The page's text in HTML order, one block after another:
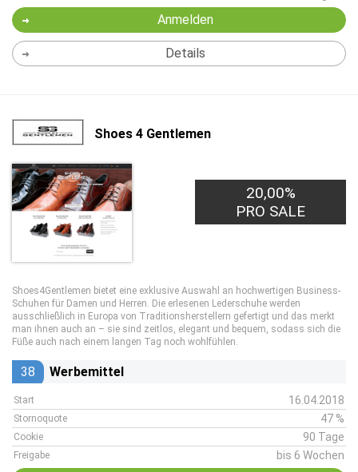
Anmelden
Details
Shoes 4 Gentlemen
20,00%
PRO SALE
Shoes4Gentlemen bietet eine exklusive Auswahl an hochwertigen Business-
Schuhen für Damen und Herren. Die erlesenen Lederschuhe werden
ausschließlich in Europa von Traditionsherstellern gefertigt und das merkt
man ihnen auch an – sie sind zeitlos, elegant und bequem, sodass sich die
Füße auch nach einem langen Tag noch wohlfühlen.
38 Werbemittel
Start 16.04.2018
Stornoquote 47 %
Cookie 90 Tage
Freigabe bis 6 Wochen